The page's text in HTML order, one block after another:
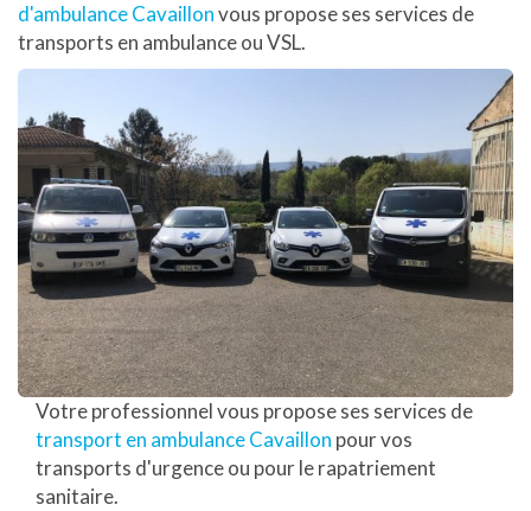
d'ambulance Cavaillonvous propose ses services de
transports en ambulance ou VSL.
Votre professionnel vous propose ses services de
transport en ambulance Cavaillon pour vos
transports d'urgence ou pour le rapatriement
sanitaire.